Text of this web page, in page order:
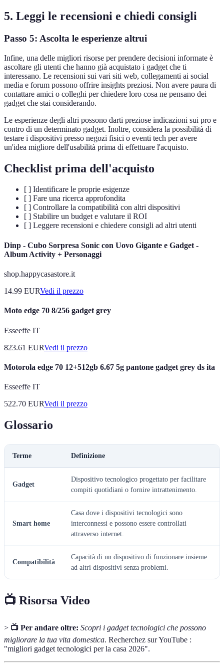
5. Leggi le recensioni e chiedi consigli
Passo 5: Ascolta le esperienze altrui
Infine, una delle migliori risorse per prendere decisioni informate è
ascoltare gli utenti che hanno già acquistato i gadget che ti
interessano. Le recensioni sui vari siti web, collegamenti ai social
media e forum possono offrire insights preziosi. Non avere paura di
contattare amici o colleghi per chiedere loro cosa ne pensano dei
gadget che stai considerando.
Le esperienze degli altri possono darti preziose indicazioni sui pro e
contro di un determinato gadget. Inoltre, considera la possibilità di
testare i dispositivi presso negozi fisici o eventi tech per avere
un'idea migliore dell'usabilità prima di effettuare l'acquisto.
Checklist prima dell'acquisto
[ ] Identificare le proprie esigenze
[ ] Fare una ricerca approfondita
[ ] Controllare la compatibilità con altri dispositivi
[ ] Stabilire un budget e valutare il ROI
[ ] Leggere recensioni e chiedere consigli ad altri utenti
Dinp - Cubo Sorpresa Sonic con Uovo Gigante e Gadget -
Album Activity + Personaggi
shop.happycasastore.it
14.99 EURVedi il prezzo
Moto edge 70 8/256 gadget grey
Esseeffe IT
823.61 EURVedi il prezzo
Motorola edge 70 12+512gb 6.67 5g pantone gadget grey ds ita
Esseeffe IT
522.70 EURVedi il prezzo
Glossario
Terme Definizione
Gadget
Dispositivo tecnologico progettato per facilitare
compiti quotidiani o fornire intrattenimento.
Smart home
Casa dove i dispositivi tecnologici sono
interconnessi e possono essere controllati
attraverso internet.
Compatibilità
Capacità di un dispositivo di funzionare insieme
ad altri dispositivi senza problemi.
📺 Risorsa Video
> 📺 Per andare oltre: Scopri i gadget tecnologici che possono
migliorare la tua vita domestica. Recherchez sur YouTube :
"migliori gadget tecnologici per la casa 2026".